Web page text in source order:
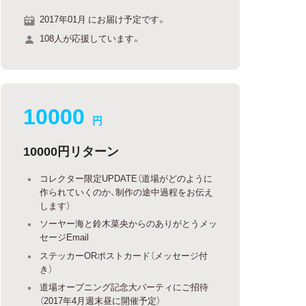
2017年01月 にお届け予定です。
108人が応援しています。
10000 円
10000円リターン
コレクター限定UPDATE（道場がどのように
作られていくのか、制作の途中過程をお伝え
します）
ソーヤー海と鈴木菜央からのありがとうメッ
セージEmail
ステッカーORポストカード（メッセージ付
き）
道場オープニング記念大パーティにご招待
（2017年4月週末昼に開催予定）